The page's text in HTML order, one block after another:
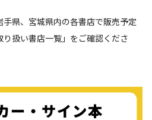
県、宮城県内の各書店で販売予定
扱い書店一覧」をご確認くださ